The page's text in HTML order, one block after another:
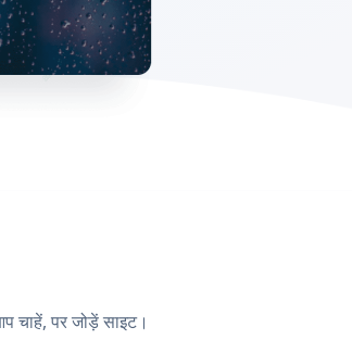
चाहें, पर जोड़ें साइट।